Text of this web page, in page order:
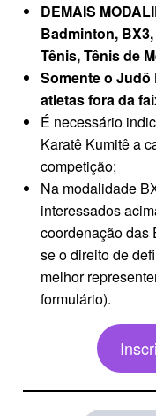
DEMAIS
Badminton,
Tênis, Tênis de
Somente o Judô
atletas fora da
É necessário
Karatê Kumitê a
competição;
Na modalidade
interessados
coordenação das
se o direito de
melhor
formulário).